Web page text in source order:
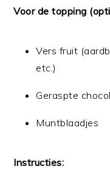
Voor de topping
Vers fruit
etc.)
Geraspte
Muntblaadjes
Instructies: